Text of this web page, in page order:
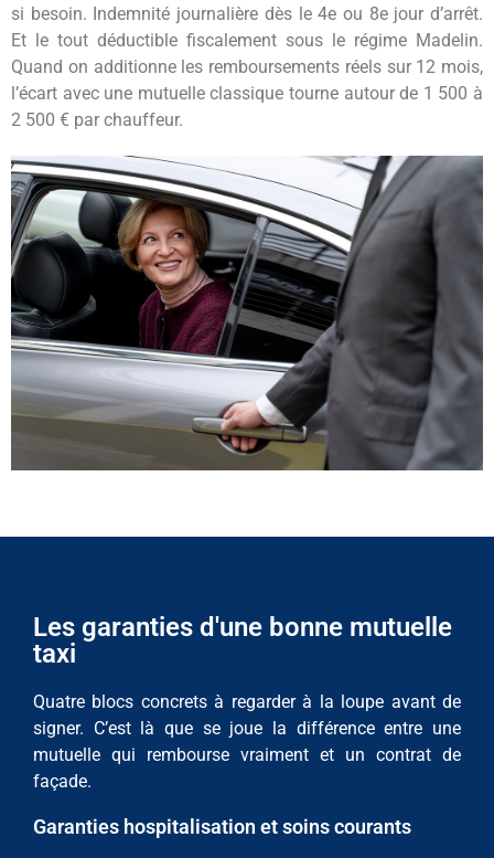
si besoin. Indemnité journalière dès le 4e ou 8e jour d’arrêt.
Et le tout déductible fiscalement sous le régime Madelin.
Quand on additionne les remboursements réels sur 12 mois,
l’écart avec une mutuelle classique tourne autour de 1 500 à
2 500 € par chauffeur.
Les garanties d'une bonne mutuelle
taxi
Quatre blocs concrets à regarder à la loupe avant de
signer. C’est là que se joue la différence entre une
mutuelle qui rembourse vraiment et un contrat de
façade.
Garanties hospitalisation et soins courants